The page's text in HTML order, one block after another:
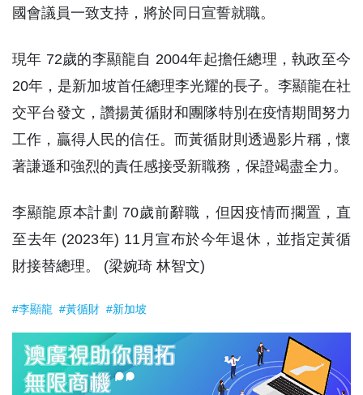
國會議員一致支持，將於同日宣誓就職。
現年 72歲的李顯龍自 2004年起擔任總理，執政至今
20年，是新加坡首任總理李光耀的長子。李顯龍在社
交平台發文，讚揚黃循財和團隊特別在疫情期間努力
工作，贏得人民的信任。而黃循財則透過影片稱，懷
著謙遜和強烈的責任感接受新職務，保證竭盡全力。
李顯龍原本計劃 70歲前辭職，但因疫情而擱置，直
至去年 (2023年) 11月宣布於今年退休，並指定黃循
財接替總理。 (梁婉琦 林智文)
#李顯龍 #黃循財 #新加坡